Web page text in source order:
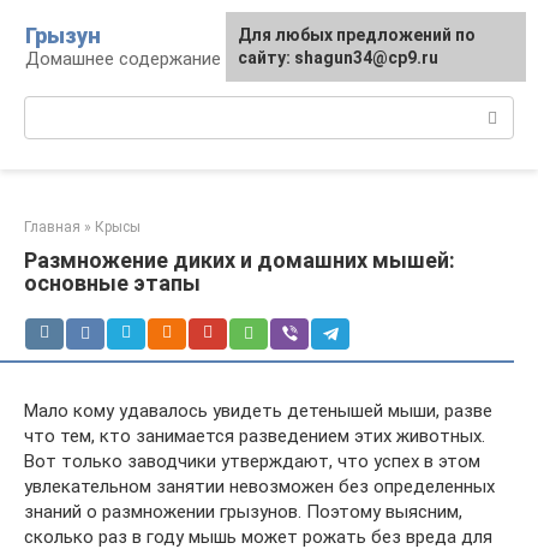
контенту
Грызун
Домашнее содержание грызунов
Главная » Крысы
Размножение диких и домашних мышей:
основные этапы
Мало кому удавалось увидеть детенышей мыши, разве
что тем, кто занимается разведением этих животных.
Вот только заводчики утверждают, что успех в этом
увлекательном занятии невозможен без определенных
знаний о размножении грызунов. Поэтому выясним,
сколько раз в году мышь может рожать без вреда для
Для любых предложений по
сайту: shagun34@cp9.ru